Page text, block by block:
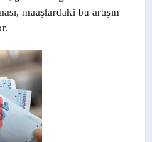
maaşlardaki bu artışın